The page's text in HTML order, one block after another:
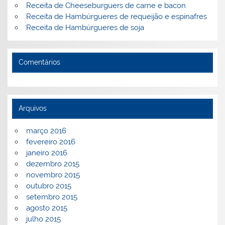
Receita de Cheeseburguers de carne e bacon
Receita de Hambúrgueres de requeijão e espinafres
Receita de Hambúrgueres de soja
Comentários
Arquivos
março 2016
fevereiro 2016
janeiro 2016
dezembro 2015
novembro 2015
outubro 2015
setembro 2015
agosto 2015
julho 2015